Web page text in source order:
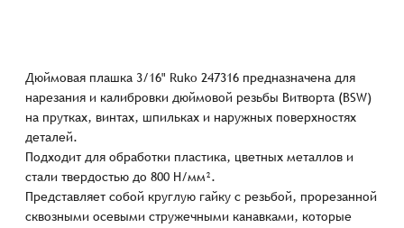
Дюймовая плашка 3/16" Ruko 247316 предназначена для
нарезания и калибровки дюймовой резьбы Витворта (BSW)
на прутках, винтах, шпильках и наружных поверхностях
деталей.
Подходит для обработки пластика, цветных металлов и
стали твердостью до 800 Н/мм².
Представляет собой круглую гайку с резьбой, прорезанной
сквозными осевыми стружечными канавками, которые